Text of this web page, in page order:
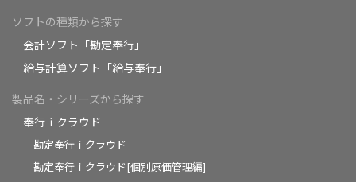
ソフトの種類から探す
会計ソフト「勘定奉行」
給与計算ソフト「給与奉行」
製品名・シリーズから探す
奉行ｉクラウド
勘定奉行ｉクラウド
勘定奉行ｉクラウド[個別原価管理編]